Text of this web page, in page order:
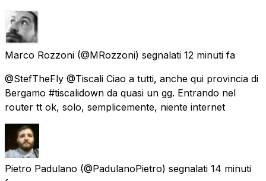
Marco Rozzoni (@MRozzoni) segnalati 12 minuti fa
@StefTheFly @Tiscali Ciao a tutti, anche qui provincia di
Bergamo #tiscalidown da quasi un gg. Entrando nel
router tt ok, solo, semplicemente, niente internet
Pietro Padulano (@PadulanoPietro) segnalati 14 minuti